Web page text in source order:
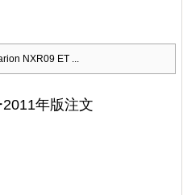
NXR09 ET ...
年版注文